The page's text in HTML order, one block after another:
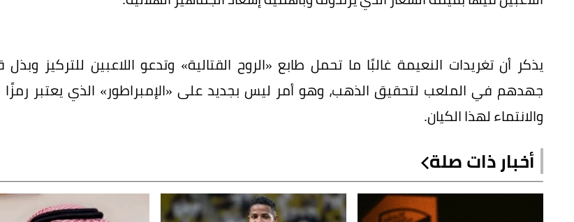
يذكر أن تغريدات النعيمة غالبًا ما تحمل طابع «الروح القتالية» وتدعو اللاعبين للتركيز
جهدهم في الملعب لتحقيق الذهب، وهو أمر ليس بجديد على «الإمبراطور» الذي يعتبر رمزًا
والانتماء لهذا الكيان.
أخبار ذات صلة